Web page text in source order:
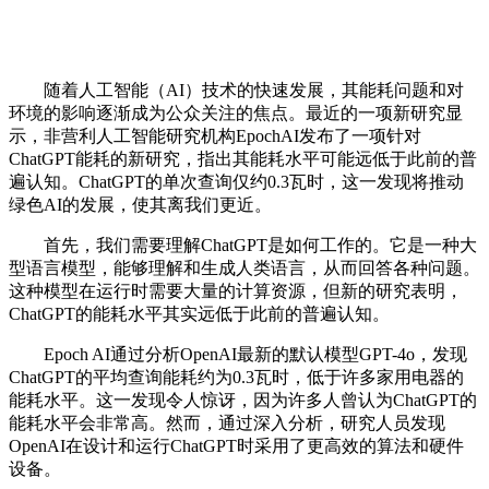
随着人工智能（AI）技术的快速发展，其能耗问题和对
环境的影响逐渐成为公众关注的焦点。最近的一项新研究显
示，非营利人工智能研究机构EpochAI发布了一项针对
ChatGPT能耗的新研究，指出其能耗水平可能远低于此前的普
遍认知。ChatGPT的单次查询仅约0.3瓦时，这一发现将推动
绿色AI的发展，使其离我们更近。
首先，我们需要理解ChatGPT是如何工作的。它是一种大
型语言模型，能够理解和生成人类语言，从而回答各种问题。
这种模型在运行时需要大量的计算资源，但新的研究表明，
ChatGPT的能耗水平其实远低于此前的普遍认知。
Epoch AI通过分析OpenAI最新的默认模型GPT-4o，发现
ChatGPT的平均查询能耗约为0.3瓦时，低于许多家用电器的
能耗水平。这一发现令人惊讶，因为许多人曾认为ChatGPT的
能耗水平会非常高。然而，通过深入分析，研究人员发现
OpenAI在设计和运行ChatGPT时采用了更高效的算法和硬件
设备。